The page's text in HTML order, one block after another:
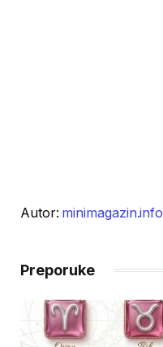
Autor: minimagazin.info
Preporuke